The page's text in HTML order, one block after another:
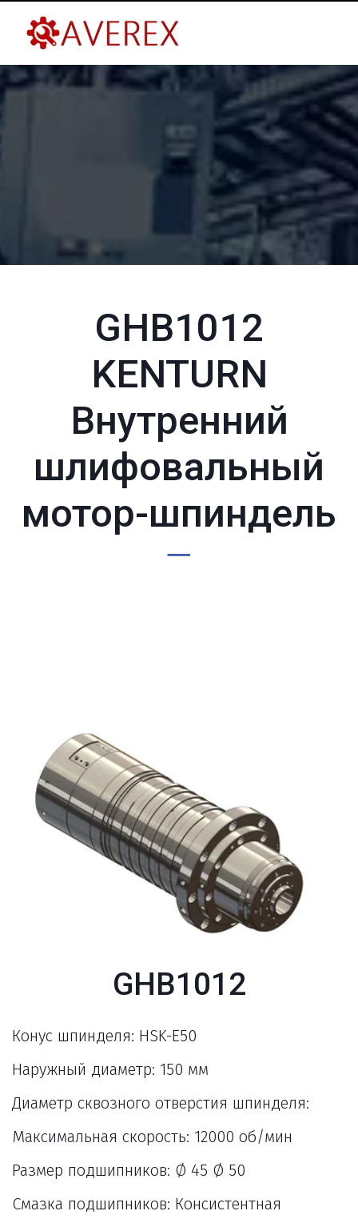
GHB1012
KENTURN
Внутренний
шлифовальный
мотор-шпиндель
GHB1012
Конус шпинделя: HSK-E50
Наружный диаметр: 150 мм
Диаметр сквозного отверстия шпинделя:
Максимальная скорость: 12000 об/мин
Размер подшипников: Ø 45 Ø 50
Смазка подшипников: Консистентная